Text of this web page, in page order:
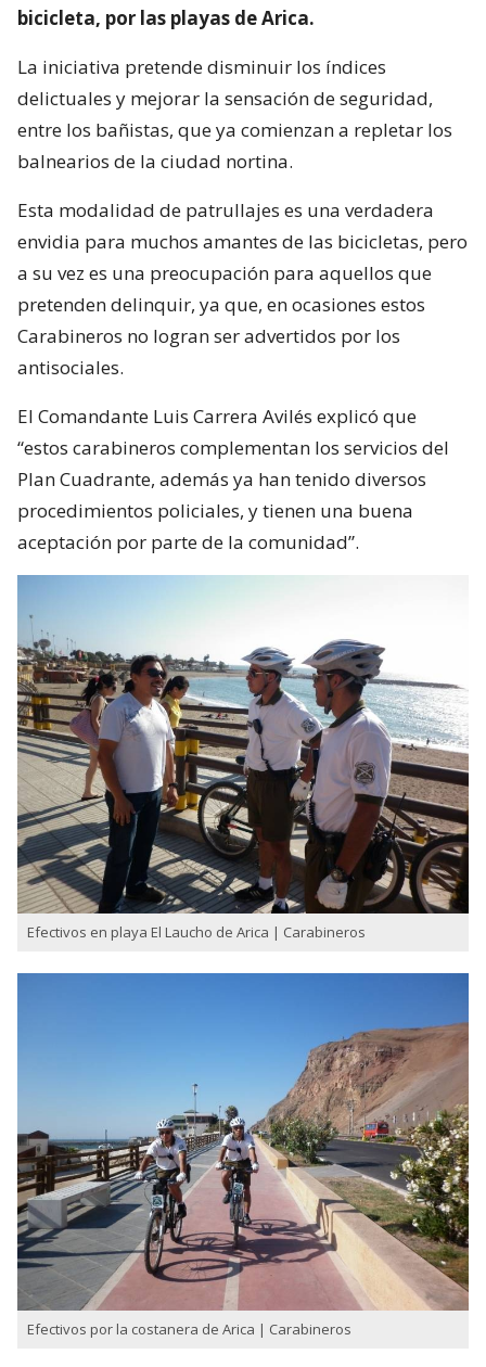
bicicleta, por las playas de Arica.
La iniciativa pretende disminuir los índices
delictuales y mejorar la sensación de seguridad,
entre los bañistas, que ya comienzan a repletar los
balnearios de la ciudad nortina.
Esta modalidad de patrullajes es una verdadera
envidia para muchos amantes de las bicicletas, pero
a su vez es una preocupación para aquellos que
pretenden delinquir, ya que, en ocasiones estos
Carabineros no logran ser advertidos por los
antisociales.
El Comandante Luis Carrera Avilés explicó que
“estos carabineros complementan los servicios del
Plan Cuadrante, además ya han tenido diversos
procedimientos policiales, y tienen una buena
aceptación por parte de la comunidad”.
Efectivos en playa El Laucho de Arica | Carabineros
Efectivos por la costanera de Arica | Carabineros